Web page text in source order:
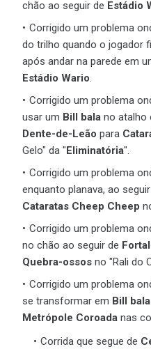
chão ao seguir de Estádio
Corrigido um problema
do trilho quando o jogador
após andar na parede em
Estádio Wario.
Corrigido um problema
usar um Bill bala no atalho
Dente-de-Leão para
Gelo" da "Eliminatória".
Corrigido um problema
enquanto planava, ao
Cataratas Cheep Cheep
Corrigido um problema
no chão ao seguir de
Quebra-ossos no "Rali do
Corrigido um problema
se transformar em Bill bala
Metrópole Coroada nas
Corrida que segue de